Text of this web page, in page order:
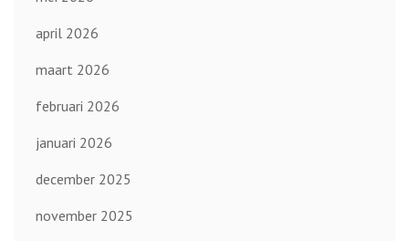
april 2026
maart 2026
februari 2026
januari 2026
december 2025
november 2025